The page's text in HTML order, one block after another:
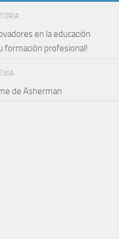
en la educación
formación profesional!
de Asherman